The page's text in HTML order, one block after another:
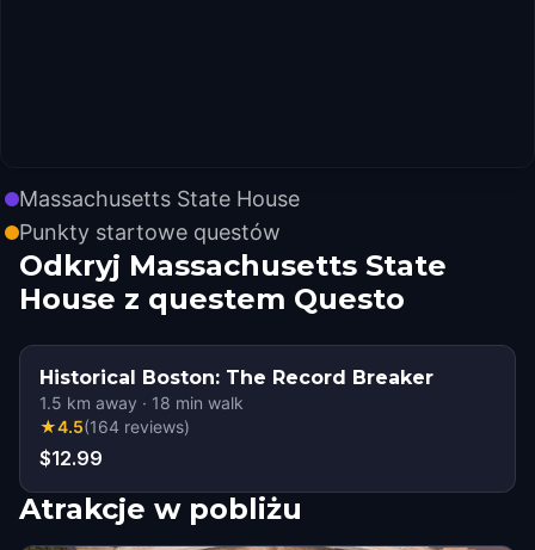
Massachusetts State House
Punkty startowe questów
Odkryj Massachusetts State
House z questem Questo
Historical Boston: The Record Breaker
1.5 km away · 18 min walk
★4.5(164 reviews)
$12.99
Atrakcje w pobliżu